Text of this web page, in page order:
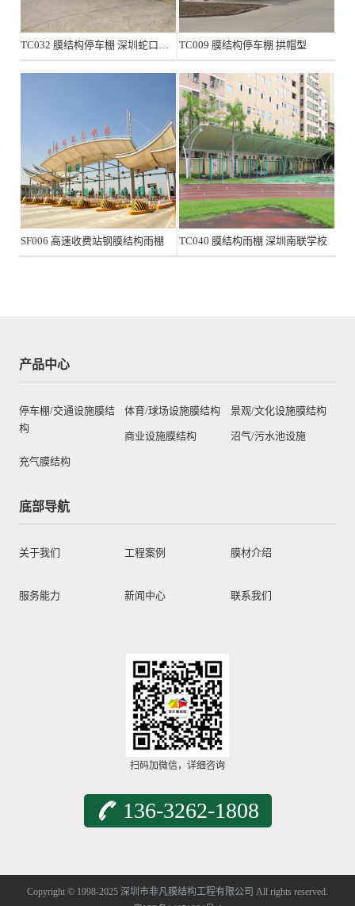
TC009 膜结构停车棚 拱帽型
SF006 高速收费站钢膜结构雨棚 TC040 膜结构雨棚 深圳南联学校
产品中心
停车棚/交通设施膜结
构
体育/球场设施膜结构 景观/文化设施膜结构
商业设施膜结构 沼气/污水池设施
充气膜结构
底部导航
关于我们 工程案例 膜材介绍
服务能力 新闻中心 联系我们
扫码加微信，详细咨询
136-3262-1808
Copyright © 1998-2025 深圳市非凡膜结构工程有限公司 All rights reserved.